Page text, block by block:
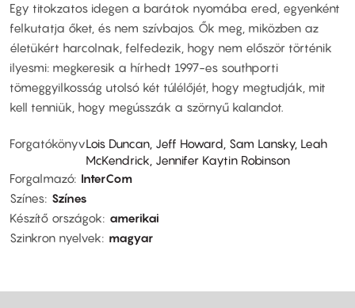
Egy titokzatos idegen a barátok nyomába ered, egyenként
felkutatja őket, és nem szívbajos. Ők meg, miközben az
életükért harcolnak, felfedezik, hogy nem először történik
ilyesmi: megkeresik a hírhedt 1997-es southporti
tömeggyilkosság utolsó két túlélőjét, hogy megtudják, mit
kell tenniük, hogy megússzák a szörnyű kalandot.
ForgatókönyvLois Duncan, Jeff Howard, Sam Lansky, Leah
McKendrick, Jennifer Kaytin Robinson
Forgalmazó InterCom
Színes Színes
Készítő országok
amerikai
Szinkron nyelvek
magyar